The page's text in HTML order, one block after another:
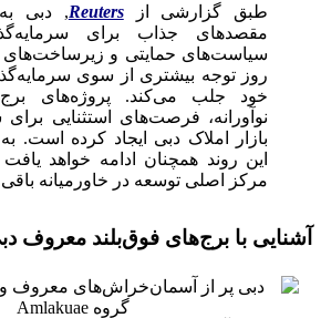
طبق گزارشی ازReuters, دبی
مقصدهای جذاب برای
سیاست‌های حمایتی و زیرساخت‌های
روز توجه بیشتری از سوی
خود جلب می‌کند. پروژه‌های
نوآورانه، فرصت‌های استثنایی برای
بازار املاک دبی ایجاد کرده است. به
این روند همچنان ادامه خواهد
مرکز اصلی توسعه در خاورمیانه باقی
آشنایی با برج‌های فوق‌بلند معروف